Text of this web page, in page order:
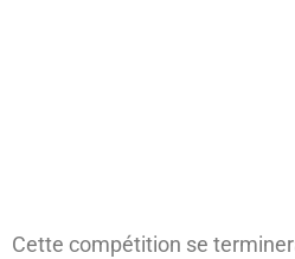
Cette compétition se